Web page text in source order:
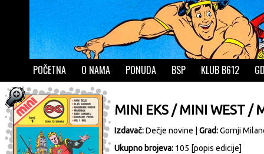
POČETNA O NAMA PONUDA BSP KLUB B612
MINI EKS / MINI WEST /
Izdavač:Dečje novine Grad:Gornji
Ukupno brojeva: 105 [popis edicije]